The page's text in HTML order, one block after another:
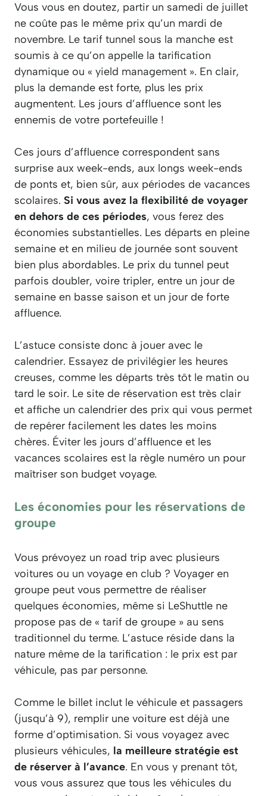
Vous vous en doutez, partir un samedi de juillet
ne coûte pas le même prix qu’un mardi de
novembre. Le tarif tunnel sous la manche est
soumis à ce qu’on appelle la tarification
dynamique ou « yield management ». En clair,
plus la demande est forte, plus les prix
augmentent. Les jours d’affluence sont les
ennemis de votre portefeuille !
Ces jours d’affluence correspondent sans
surprise aux week-ends, aux longs week-ends
de ponts et, bien sûr, aux périodes de vacances
scolaires. Si vous avez la flexibilité de voyager
en dehors de ces périodes, vous ferez des
économies substantielles. Les départs en pleine
semaine et en milieu de journée sont souvent
bien plus abordables. Le prix du tunnel peut
parfois doubler, voire tripler, entre un jour de
semaine en basse saison et un jour de forte
affluence.
L’astuce consiste donc à jouer avec le
calendrier. Essayez de privilégier les heures
creuses, comme les départs très tôt le matin ou
tard le soir. Le site de réservation est très clair
et affiche un calendrier des prix qui vous permet
de repérer facilement les dates les moins
chères. Éviter les jours d’affluence et les
vacances scolaires est la règle numéro un pour
maîtriser son budget voyage.
Les économies pour les réservations de
groupe
Vous prévoyez un road trip avec plusieurs
voitures ou un voyage en club ? Voyager en
groupe peut vous permettre de réaliser
quelques économies, même si LeShuttle ne
propose pas de « tarif de groupe » au sens
traditionnel du terme. L’astuce réside dans la
nature même de la tarification : le prix est par
véhicule, pas par personne.
Comme le billet inclut le véhicule et passagers
(jusqu’à 9), remplir une voiture est déjà une
forme d’optimisation. Si vous voyagez avec
plusieurs véhicules, la meilleure stratégie est
de réserver à l’avance. En vous y prenant tôt,
vous vous assurez que tous les véhicules du